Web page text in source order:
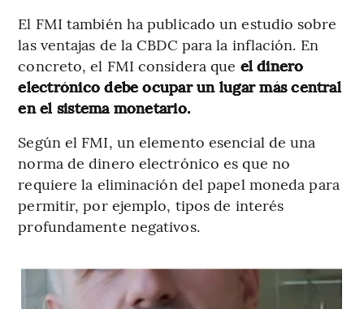
El FMI también ha publicado un estudio sobre
las ventajas de la CBDC para la inflación. En
concreto, el FMI considera que el dinero
electrónico debe ocupar un lugar más central
en el sistema monetario.
Según el FMI, un elemento esencial de una
norma de dinero electrónico es que no
requiere la eliminación del papel moneda para
permitir, por ejemplo, tipos de interés
profundamente negativos.